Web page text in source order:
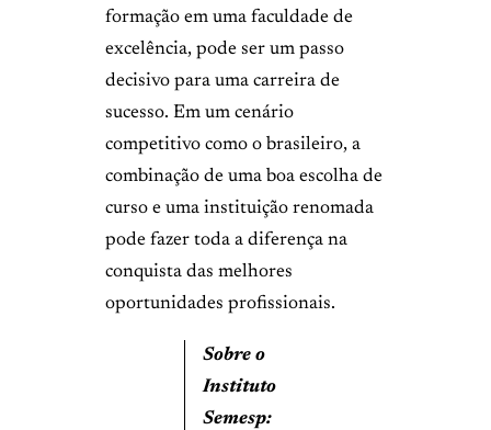
formação em uma faculdade de
excelência, pode ser um passo
decisivo para uma carreira de
sucesso. Em um cenário
competitivo como o brasileiro, a
combinação de uma boa escolha de
curso e uma instituição renomada
pode fazer toda a diferença na
conquista das melhores
oportunidades profissionais.
Sobre o
Instituto
Semesp: